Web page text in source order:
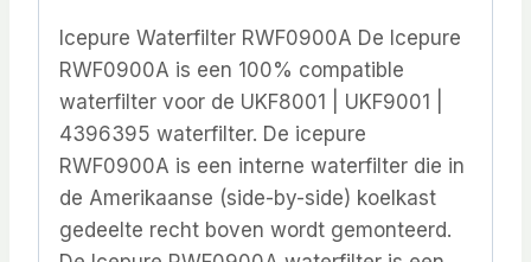
Icepure Waterfilter RWF0900A De Icepure
RWF0900A is een 100% compatible
waterfilter voor de UKF8001 | UKF9001 |
4396395 waterfilter. De icepure
RWF0900A is een interne waterfilter die in
de Amerikaanse (side-by-side) koelkast
gedeelte recht boven wordt gemonteerd.